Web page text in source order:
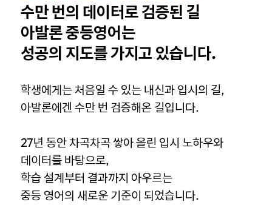
수만 번의 데이터로 검증된 길
아발론 중등영어는
성공의 지도를 가지고 있습니다.
학생에게는 처음일 수 있는 내신과 입시의 길,
아발론에겐 수만 번 검증해온 길입니다.
27년 동안 차곡차곡 쌓아 올린 입시 노하우와
데이터를 바탕으로,
학습 설계부터 결과까지 아우르는
중등 영어의 새로운 기준이 되었습니다.